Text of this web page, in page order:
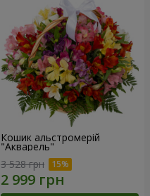
Кошик альстромерій
"Акварель"
3 528 грн